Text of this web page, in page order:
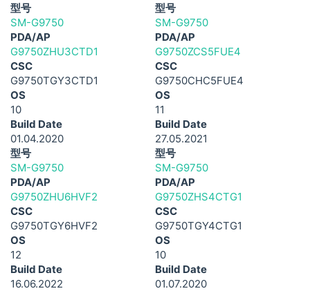
型号
SM-G9750
PDA/AP
G9750ZHU3CTD1
CSC
G9750TGY3CTD1
OS
10
Build Date
01.04.2020
型号
SM-G9750
PDA/AP
G9750ZCS5FUE4
CSC
G9750CHC5FUE4
OS
11
Build Date
27.05.2021
型号
SM-G9750
PDA/AP
G9750ZHU6HVF2
CSC
G9750TGY6HVF2
OS
12
Build Date
16.06.2022
型号
SM-G9750
PDA/AP
G9750ZHS4CTG1
CSC
G9750TGY4CTG1
OS
10
Build Date
01.07.2020